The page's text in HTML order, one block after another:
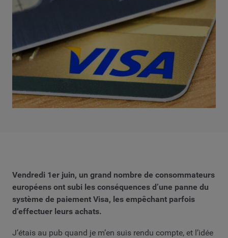
Vendredi 1er juin, un grand nombre de consommateurs
européens ont subi les conséquences d’une panne du
système de paiement Visa, les empêchant parfois
d’effectuer leurs achats.
J’étais au pub quand je m’en suis rendu compte, et l’idée